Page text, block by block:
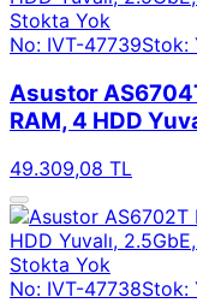
Stokta Yok
No: IVT-47739Stok:
Asustor
RAM, 4 HDD
49.309,08 TL
Stokta Yok
No: IVT-47738Stok: